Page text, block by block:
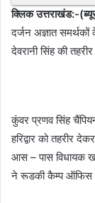
क्लिक उत्तराखंड:-
दर्जन अज्ञात
देवरानी सिंह की
कुंवर प्रणव सिंह
हरिद्वार को तहरीर
आस – पास विधायक
ने रूडकी कैम्प ऑफिस